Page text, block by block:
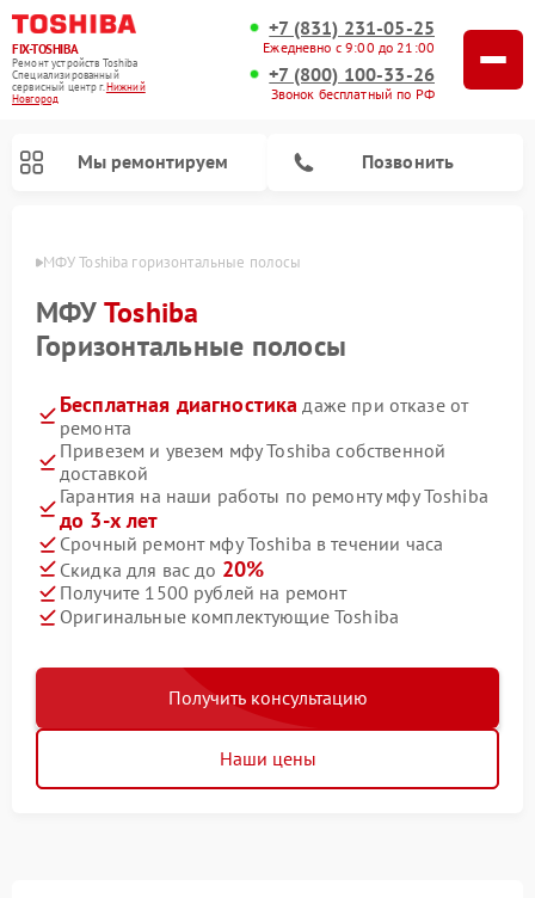
FIX-TOSHIBA
Ремонт устройств Toshiba
Специализированный
cервисный центр г.Нижний
Новгород
+7 (831) 231-05-25
Ежедневно с 9:00 до 21:00
+7 (800) 100-33-26
Звонок бесплатный по РФ
Мы ремонтируем Позвонить
МФУ Toshiba горизонтальные полосы
МФУToshiba
Горизонтальные полосы
Бесплатная диагностика даже при отказе от
ремонта
Привезем и увезем мфу Toshiba собственной
доставкой
Гарантия на наши работы по ремонту мфу Toshiba
до 3-х лет
Срочный ремонт мфу Toshiba в течении часа
Скидка для вас до 20%
Получите 1500 рублей на ремонт
Оригинальные комплектующие Toshiba
Получить консультацию
Наши цены